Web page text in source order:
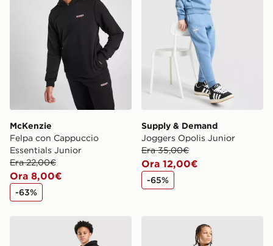
McKenzie
Felpa con Cappuccio
Essentials Junior
Era 22,00€
Ora 8,00€
-63%
Supply & Demand
Joggers Opolis Junior
Era 35,00€
Ora 12,00€
-65%
Hoodrich Pantaloni della tuta Volcano Junior
Supply & Demand